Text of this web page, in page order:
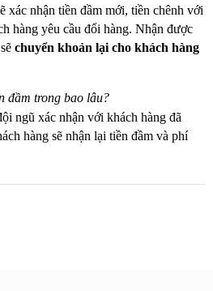
xác nhận tiền đầm mới, tiền chênh với
hàng yêu cầu đổi hàng. Nhận được
chuyển khoản lại cho khách hàng
đầm trong bao lâu?
ngũ xác nhận với khách hàng đã
hàng sẽ nhận lại tiền đầm và phí